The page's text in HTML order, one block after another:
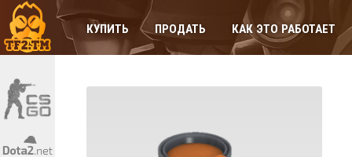
КУПИТЬ ПРОДАТЬ КАК ЭТО РАБОТАЕТ